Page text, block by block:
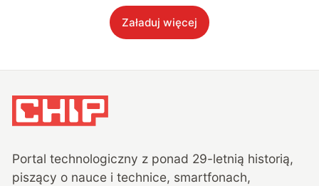
Załaduj więcej
Portal technologiczny z ponad 29-letnią historią,
piszący o nauce i technice, smartfonach,